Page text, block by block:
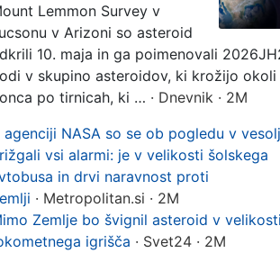
Lemmon Survey v
v Arizoni so asteroid
10. maja in ga poimenovali
v skupino asteroidov, ki krožijo okoli
po tirnicah, ki … · Dnevnik · 2M
agenciji NASA so se ob pogledu v
vsi alarmi: je v velikosti šolskega
in drvi naravnost proti
· Metropolitan.si · 2M
Zemlje bo švignil asteroid v velikosti
igrišča · Svet24 · 2M